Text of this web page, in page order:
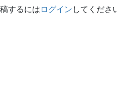
するには ログイン してくださ